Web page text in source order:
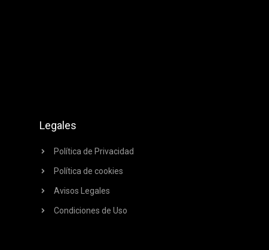
Legales
Política de Privacidad
Política de cookies
Avisos Legales
Condiciones de Uso